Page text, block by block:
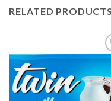
RELATED PRODUCTS